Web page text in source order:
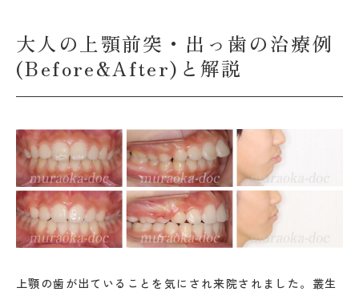
大人の上顎前突・出っ歯の治療例
(Before&After)と解説
上顎の歯が出ていることを気にされ来院されました。叢生